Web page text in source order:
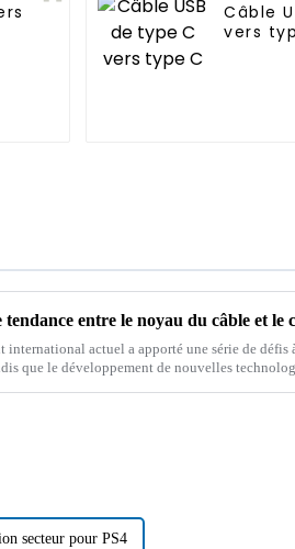
Câble
vers
tendance entre le noyau du câble et le
international actuel a apporté une série de défis
que le développement de nouvelles
secteur pour PS4